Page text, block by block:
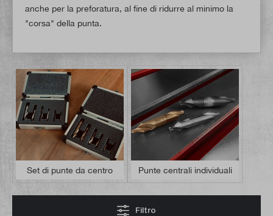
anche per la preforatura, al fine di ridurre al minimo la
"corsa" della punta.
Set di punte da centro Punte centrali individuali
Filtro